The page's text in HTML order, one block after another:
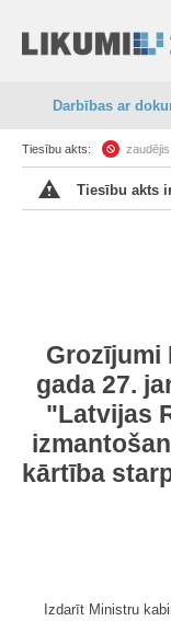
Darbības ar
Tiesību akts:
Tiesību akts
Grozījumi
gada 27.
"Latvijas
kārtība
Izdarīt Ministru